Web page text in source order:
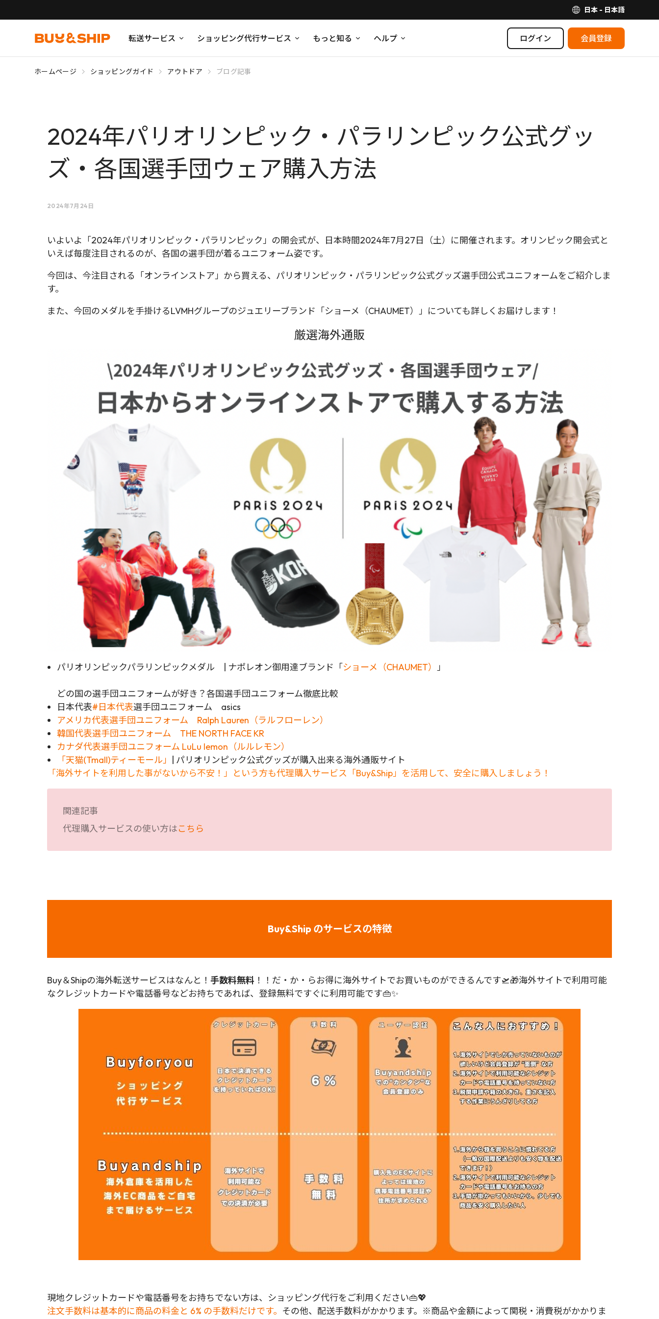
日本 - 日本語
転送サービス ショッピング代行サービス もっと知る ヘルプ ログイン 会員登録
ホームページ ショッピングガイド アウトドア ブログ記事
2024年パリオリンピック・パラリンピック公式グッ
ズ・各国選手団ウェア購入方法
2024年7月24日
いよいよ「2024年パリオリンピック・パラリンピック」の開会式が、日本時間2024年7月27日（土）に開催されます。オリンピック開会式と
いえば毎度注目されるのが、各国の選手団が着るユニフォーム姿です。
今回は、今注目される「オンラインストア」から買える、パリオリンピック・パラリンピック公式グッズ選手団公式ユニフォームをご紹介しま
す。
また、今回のメダルを手掛けるLVMHグループのジュエリーブランド「ショーメ（CHAUMET）」についても詳しくお届けします！
厳選海外通販
パリオリンピックパラリンピックメダル | ナポレオン御用達ブランド「ショーメ（CHAUMET） 」
どの国の選手団ユニフォームが好き？各国選手団ユニフォーム徹底比較
日本代表#日本代表選手団ユニフォーム asics
アメリカ代表選手団ユニフォーム Ralph Lauren（ラルフローレン）
韓国代表選手団ユニフォーム THE NORTH FACE KR
カナダ代表選手団ユニフォーム LuLu lemon（ルルレモン）
「天猫(Tmall)ティーモール」
| パリオリンピック公式グッズが購入出来る海外通販サイト
「海外サイトを利用した事がないから不安！」という方も代理購入サービス「Buy&Ship」を活用して、安全に購入しましょう！
関連記事
代理購入サービスの使い方はこちら
Buy&Ship のサービスの特徴
Buy＆Shipの海外転送サービスはなんと！ 手数料無料 ！！だ・か・らお得に海外サイトでお買いものができるんです🛫🎁海外サイトで利用可能
なクレジットカードや電話番号などお持ちであれば、登録無料ですぐに利用可能です👜✨
現地クレジットカードや電話番号をお持ちでない方は、ショッピング代行をご利用ください👜💖
注文手数料は基本的に商品の料金と 6% の手数料だけです。 その他、配送手数料がかかります。※商品や金額によって関税・消費税がかかりま